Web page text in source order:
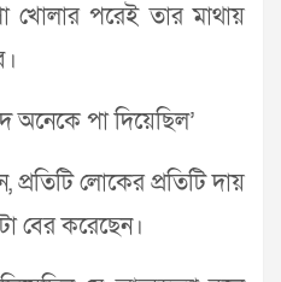
পরেই তার মাথায়
অনেকে পা দিয়েছিল’
লোকের প্রতিটি দায়
বের করেছেন।